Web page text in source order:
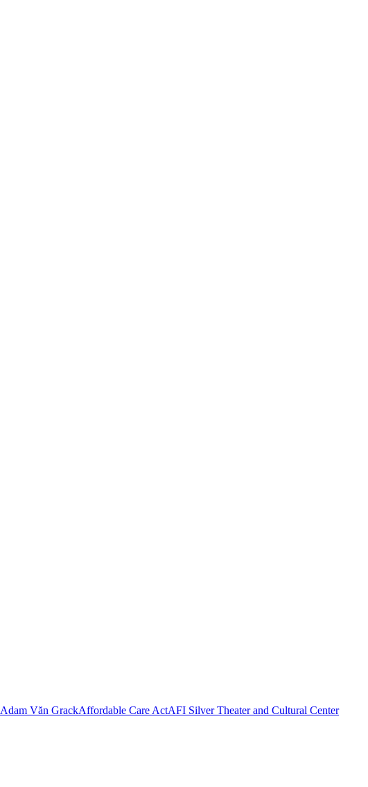
Adam Văn GrackAffordable Care ActAFI Silver Theater and Cultural Center